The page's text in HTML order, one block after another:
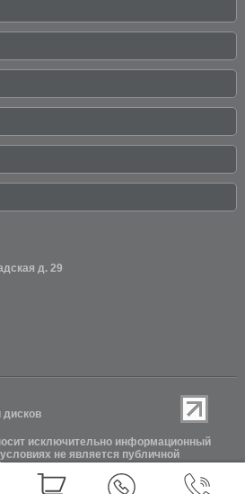
д. 29
дисков
исключительно информационный
не является публичной
Обновление информации о наличии